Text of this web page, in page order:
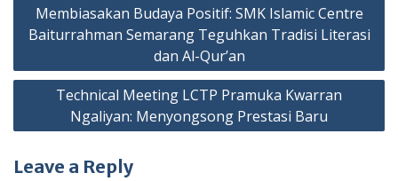
navigation
Membiasakan Budaya Positif: SMK Islamic Centre
Baiturrahman Semarang Teguhkan Tradisi Literasi
dan Al-Qur’an
Technical Meeting LCTP Pramuka Kwarran
Ngaliyan: Menyongsong Prestasi Baru
Leave a Reply